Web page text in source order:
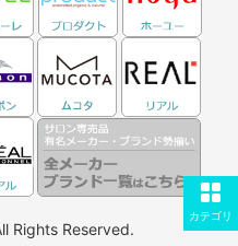
カテゴリ
Rights Reserved.